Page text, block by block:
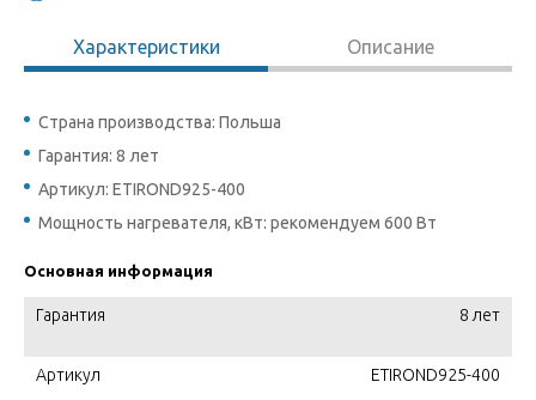
Характеристики Описание
Страна производства: Польша
Гарантия: 8 лет
Артикул: ETIROND925-400
Мощность нагревателя, кВт: рекомендуем 600 Вт
Основная информация
Гарантия 8 лет
Артикул ETIROND925-400